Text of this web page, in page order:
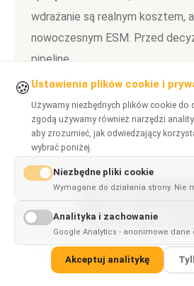
wdrażanie są realnym kosztem,
nowoczesnym ESM. Przed
pipeline.
Frontend Developer Tools Migration
Najczęściej zadawane
Czy Vite to dobra alternatywa
available inEnglish
🍪 Ustawienia plików cookie i
Używamy niezbędnych plików cookie do
zgodą używamy również narzędzi
aby zrozumieć, jak odwiedzający
wybrać poniżej.
Niezbędne pliki cookie
Wymagane do działania strony. Nie
Analityka i zachowanie
Google Analytics - anonimowe dane
Akceptuj analitykę